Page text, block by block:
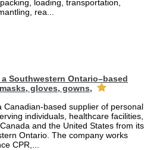
loading, transportation,
rea...
a Southwestern Ontario–based
gloves, gowns,
Canadian-based supplier of personal
individuals, healthcare facilities,
and the United States from its
Ontario. The company works
CPR,...